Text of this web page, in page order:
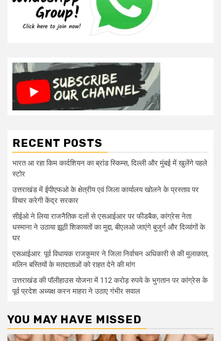
RECENT POSTS
भारत आ रहा किम कार्दशियन का ब्रांड स्किम्स, दिल्ली और मुंबई में खुलेंगे पहले
स्टोर
उत्तराखंड में ईपीएफओ के क्षेत्रीय एवं जिला कार्यालय खोलने के प्रस्ताव पर
विचार करेगी केंद्र सरकार
सीईओ ने लिया राजनैतिक दलों से एसआईआर पर फीडबैक, कांग्रेस नेता
धस्माना ने उठाया झूठी शिकायतों का मुद्दा, बीएलओ जाएंगे बुजुर्ग और दिव्यांगों के
घर
एसआईआर: पूर्व विधायक राजकुमार ने जिला निर्वाचन अधिकारी से की मुलाकात,
मलिन बस्तियों के मतदाताओं को राहत देने की मांग
उत्तराखंड की पॉलीहाउस योजना में 112 करोड़ रुपये के भुगतान पर कांग्रेस के
पूर्व प्रदेश अध्यक्ष करन माहरा ने उठाए गंभीर सवाल
YOU MAY HAVE MISSED